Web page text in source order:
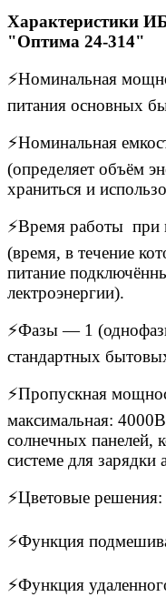
Характеристики
"Оптима 24-314"
⚡Номинальная
питания основных
⚡Номинальная
(определяет объём
храниться и
⚡Время работы при
(время, в течение
питание
лектроэнергии).
⚡Фазы — 1
стандартных
⚡Пропускная
максимальная:
солнечных панелей,
системе для зарядки
⚡Цветовые
⚡Функция
⚡Функция